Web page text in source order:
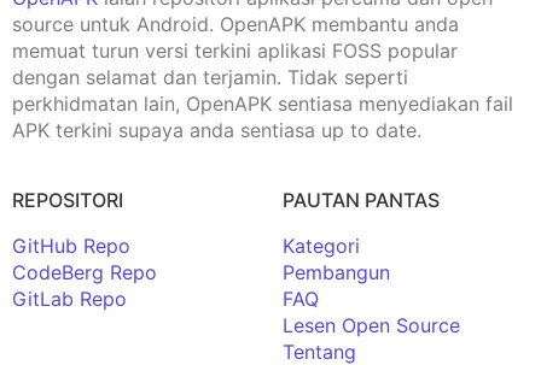
source untuk Android. OpenAPK membantu anda
memuat turun versi terkini aplikasi FOSS popular
dengan selamat dan terjamin. Tidak seperti
perkhidmatan lain, OpenAPK sentiasa menyediakan fail
APK terkini supaya anda sentiasa up to date.
REPOSITORI
GitHub Repo
CodeBerg Repo
GitLab Repo
PAUTAN PANTAS
Kategori
Pembangun
FAQ
Lesen Open Source
Tentang